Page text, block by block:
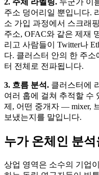
2. 주체 라벨링. 누군가 이
주소 덩어리일 뿐입니다.
소 가입 과정에서 스크래
주소, OFAC와 같은 제재
리고 사람들이 Twitter나
다. 클러스터 안의 한 주
터 전체로 전파됩니다.
3. 흐름 분석. 클러스터에
여러 홉에 걸쳐 추적할 수
제, 어떤 중개자 — mixer,
보냈는지를 말입니다.
누가 온체인 분
상업 영역은 소수의 기업